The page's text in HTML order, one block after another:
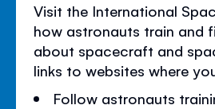
Visit the International
how astronauts train and
about spacecraft and
links to websites where
Follow astronauts